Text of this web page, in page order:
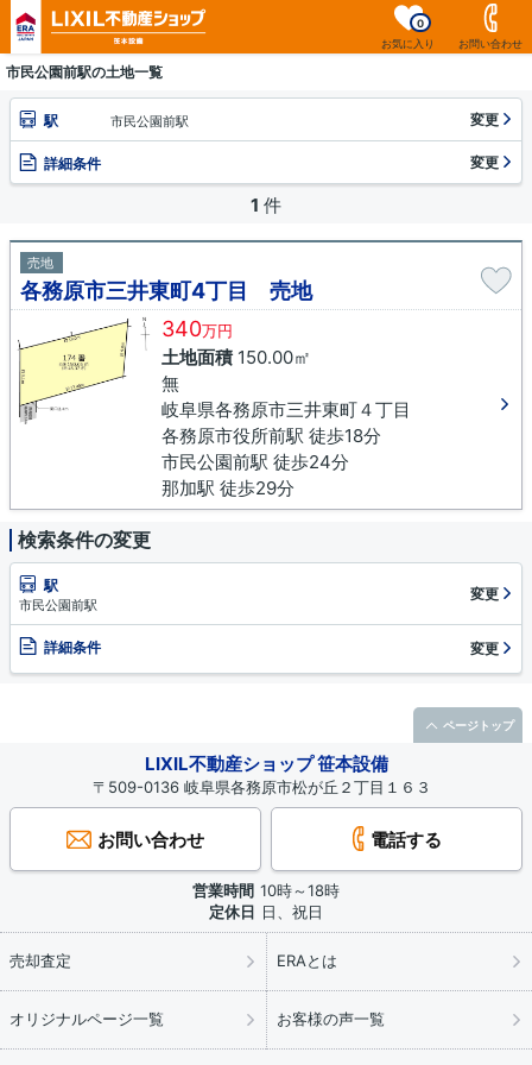
お気に入り
0
お問い合わせ
市民公園前駅の土地一覧
駅 市民公園前駅 変更
詳細条件 変更
1 件
売地
各務原市三井東町4丁目 売地
340万円
土地面積150.00㎡
無
岐阜県各務原市三井東町４丁目
各務原市役所前駅 徒歩18分
市民公園前駅 徒歩24分
那加駅 徒歩29分
検索条件の変更
駅
市民公園前駅
変更
詳細条件 変更
LIXIL不動産ショップ 笹本設備
〒509-0136 岐阜県各務原市松が丘２丁目１６３
お問い合わせ 電話する
営業時間 10時～18時
定休日 日、祝日
売却査定 ERAとは
オリジナルページ一覧 お客様の声一覧
ページトップ